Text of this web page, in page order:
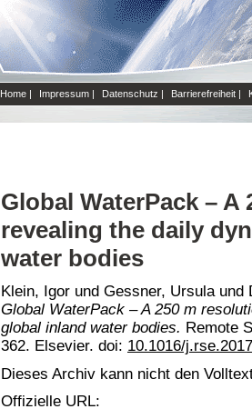
Home | Impressum | Datenschutz | Barrierefreiheit |
Global WaterPack –
revealing the daily
water bodies
Klein, Igor und Gessner, Ursula und
Global WaterPack – A 250 m
global inland water bodies. Remote
362. Elsevier. doi: 10.1016/
Dieses Archiv kann nicht den
Offizielle URL: